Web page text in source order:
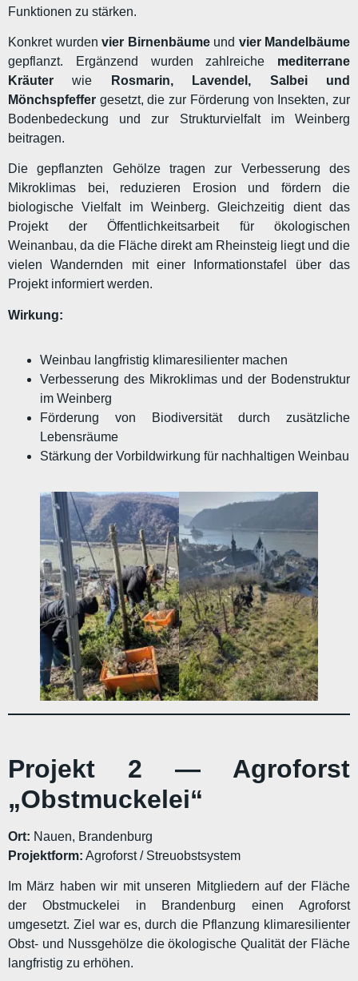
Funktionen zu stärken.
Konkret wurden vier Birnenbäumeund vier Mandelbäume
gepflanzt. Ergänzend wurden zahlreiche mediterrane
Kräuter wie
Rosmarin, Lavendel, Salbei und
Mönchspfeffer gesetzt, die zur Förderung von Insekten, zur
Bodenbedeckung und zur Strukturvielfalt im Weinberg
beitragen.
Die gepflanzten Gehölze tragen zur Verbesserung des
Mikroklimas bei, reduzieren Erosion und fördern die
biologische Vielfalt im Weinberg. Gleichzeitig dient das
Projekt der Öffentlichkeitsarbeit für ökologischen
Weinanbau, da die Fläche direkt am Rheinsteig liegt und die
vielen Wandernden mit einer Informationstafel über das
Projekt informiert werden.
Wirkung:
Weinbau langfristig klimaresilienter machen
Verbesserung des Mikroklimas und der Bodenstruktur
im Weinberg
Förderung von Biodiversität durch zusätzliche
Lebensräume
Stärkung der Vorbildwirkung für nachhaltigen Weinbau
Projekt 2 — Agroforst
„Obstmuckelei“
Ort: Nauen, Brandenburg
Projektform: Agroforst / Streuobstsystem
Im März haben wir mit unseren Mitgliedern auf der Fläche
der Obstmuckelei in Brandenburg einen Agroforst
umgesetzt. Ziel war es, durch die Pflanzung klimaresilienter
Obst- und Nussgehölze die ökologische Qualität der Fläche
langfristig zu erhöhen.